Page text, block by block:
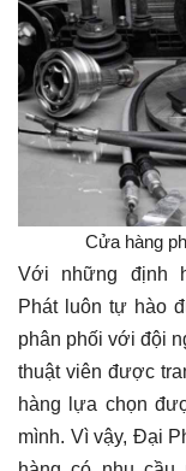
Cửa hàng
Với những định
Phát luôn tự hào
phân phối với đội
thuật viên được
hàng lựa chọn
mình. Vì vậy, Đại